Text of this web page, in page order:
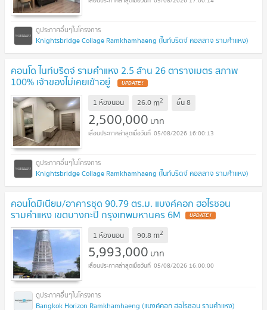
Knightsbridge Collage Ramkhamhaeng (ไนท์บริดจ์ คอลลาจ รามคำแหง)
คอนโด ไนท์บริดจ์ รามคำแหง 2.5 ล้าน 26 ตารางเมตร สภาพ
100% เจ้าของไม่เคยเข้าอยู่ UPDATE !
1 ห้องนอน 26.0 m2 ชั้น8
2,500,000 บาท
05/08/2026 16:00:13
Knightsbridge Collage Ramkhamhaeng (ไนท์บริดจ์ คอลลาจ รามคำแหง)
คอนโดมิเนียม/อาคารชุด 90.79 ตร.ม. แบงค์คอก ฮอไรซอน
รามคำแหง เขตบางกะปิ กรุงเทพมหานคร 6M UPDATE !
1 ห้องนอน 90.8 m2
5,993,000 บาท
05/08/2026 16:00:00
Bangkok Horizon Ramkhamhaeng (แบงค์คอก ฮอไรซอน รามคำแหง)